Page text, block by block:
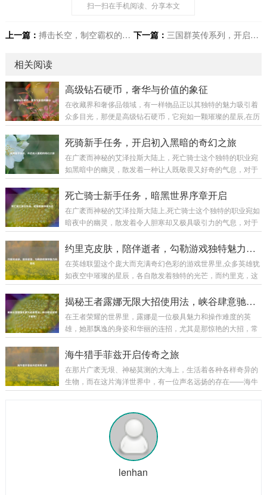
扫一扫在手机阅读、分享本文
上一篇： 搏击长空，制空霸权的角力及其影响 下一篇： 三国群英传系列，开启梦回三国的热血征程
相关阅读
高级钻石硬币，奢华与价值的象征
在收藏界和奢侈品领域，有一样物品正以其独特的魅力吸引着
众多目光，那便是高级钻石硬币，它宛如一颗璀璨的星辰,在历
史与现代的交织中散发着迷人的光芒。 高级钻石硬币并非普通
的货币，它是艺术与工艺的完美融合，从外观上看，每一枚高
级钻石硬币都像是一件精心雕琢的艺术品，硬币的主体部分通
常由高品质的贵金属制成，如黄金、白银等，这些金属本身就
具有极高的价值和质感，它们的表面被工匠们运用精妙的工艺
又或许是镜面般的光洁,反射出耀眼的光芒。...
死骑新手任务，开启初入黑暗的奇幻之旅
在广袤而神秘的艾泽拉斯大陆上，死亡骑士这个独特的职业宛
如黑暗中的幽灵，散发着一种让人既敬畏又好奇的气息，对于
每一个初入这个职业世界的新手来说，死骑新手任务就像是一
把钥匙,开启了一段充满挑战与惊喜的奇幻之旅。 当你创建一个
死亡骑士角色，从冰封王座的阴影中苏醒的那一刻起，新手任
务便正式拉开了帷幕，首先映入眼帘的是那阴森恐怖的场景，
周围弥漫着冰冷的雾气，荒芜的大地，残败的建筑，仿佛都在
入了一个与其他职业截然不同的世界。 第...
死亡骑士新手任务，暗黑世界序章开启
在广袤而神秘的艾泽拉斯大陆上,死亡骑士这个独特的职业宛如
暗夜中的幽灵，散发着令人胆寒却又极具吸引力的气息，对于
新手玩家来说，死亡骑士的新手任务线就像是一扇通往黑暗力
量世界的大门，引领着他们开启一段充满奇幻与挑战的旅程。
当玩家创建死亡骑士角色后,首先会置身于一个阴森恐怖的场景
之中，这里弥漫着腐臭的气息，灰暗的天空下是一片荒芜的焦
土，残垣断壁间不时有幽灵般的生物飘荡而过，新手任务就在
更是一次深入了解死亡骑士背景故事和职业特...
约里克皮肤，陪伴逝者，勾勒游戏独特魅力风景线
在英雄联盟这个庞大而充满奇幻色彩的游戏世界里,众多英雄犹
如夜空中璀璨的星辰，各自散发着独特的光芒，而约里克，这
位守墓人英雄，以其神秘、暗黑的风格吸引了不少玩家的目
光，他的那些精美皮肤更是在游戏中为玩家带来了别样的体
验。 约里克的原始皮肤自带一种阴森的气息,他身着黑色的长
袍，头戴破旧的帽子，手中那巨大的墓园铲仿佛能轻易地掘开
坟墓，召唤出墓穴中的亡魂，他的技能特效也与整体风格相契
意穿梭，为他的战斗增添了一份恐怖与神秘，原始皮...
揭秘王者露娜无限大招使用法，峡谷肆意驰骋不是梦！
在王者荣耀的世界里，露娜是一位极具魅力和操作难度的英
雄，她那飘逸的身姿和华丽的连招，尤其是那惊艳的大招，常
常能在团战中创造出以少胜多的奇迹，要想熟练掌握露娜的大
招无限使用，并非易事，下面,就让我们一起来揭开其中的奥
秘。 理解露娜大招机制 露娜的大招“新月突击”，是她核心的技
能，该技能能让露娜向指定目标发起突击，造成法术伤害，在
释放大招后的一段时间内，如果露娜命中了敌方英雄、野怪或
的基础，只要露娜在大招的冷却时间内，能够...
海牛猎手菲兹开启传奇之旅
在那片广袤无垠、神秘莫测的大海上，生活着各种各样奇异的
生物，而在这片海洋世界中，有一位声名远扬的存在——海牛
猎手菲兹。 菲兹是一个身材矫健、眼神锐利的年轻猎手，他自
敬畏，他常常听村里的老人们讲述着大海里那些神奇生物的故
事，其中海牛的传说最让他着迷，海牛，这种体型庞大却性情
温和的生物，在大海的深处悠然生活，它们的肉据说美味无
比，它们的皮更是有着极高的价值，菲兹在心中暗暗立下了成
为一名出色海牛猎手的志向。 随着时间的推移,...
lenhan